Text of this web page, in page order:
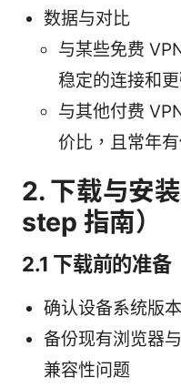
数据与对比
与某些免费
稳定的连接和
与其他付费
价比，且常年
2. 下载与安
step 指南）
2.1 下载前的准备
确认设备系统版
备份现有浏览器
兼容性问题